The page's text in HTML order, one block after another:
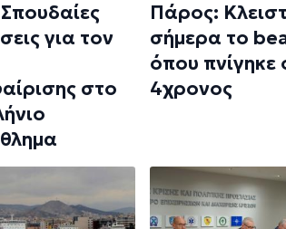
για τον
στο
Πάρος:
σήμερα το
όπου πνίγηκε
4χρονος